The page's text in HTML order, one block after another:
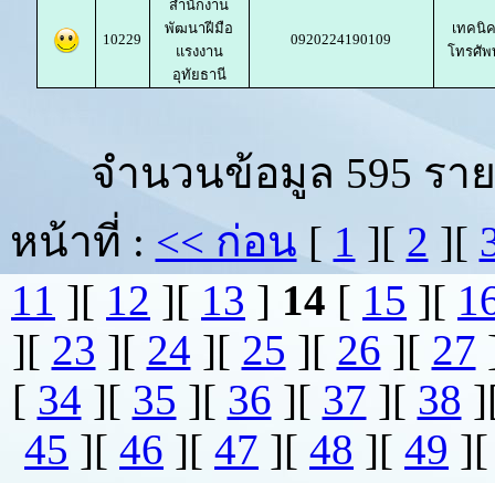
10229
สำนักงาน
พัฒนาฝีมือ
แรงงาน
อุทัยธานี
0920224190109
เทคนิ
โทรศัพ
จำนวนข้อมูล 595 รา
หน้าที่ : << ก่อน [ 1 ][ 2 ][
11 ][ 12 ][ 13 ] 14 [ 15 ][
][ 23 ][ 24 ][ 25 ][ 26 ][ 27
[ 34 ][ 35 ][ 36 ][ 37 ][ 38
45 ][ 46 ][ 47 ][ 48 ][ 49